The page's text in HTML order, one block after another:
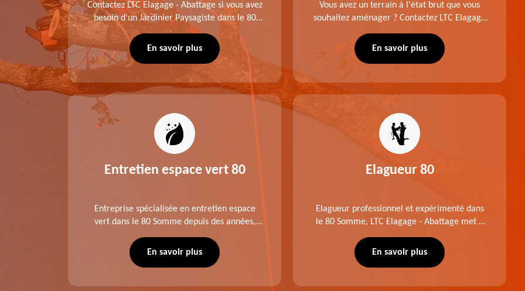
fait
jardinier
.
des
80
,
dans
Contactez LTC Elagage - Abattage si vous avez
besoin d'un Jardinier Paysagiste dans le 80
Somme. Chaque intervention est exécutée
selon les normes en vigueur. Découvrez un
extérieur exceptionnel grâce à notre équipe.
En savoir plus
Entretien espace vert 80
Entreprise spécialisée en entretien espace
vert dans le 80 Somme depuis des années,
d'élagage, d'abattage d'arbres, de
dessouchage et autre. Devis offert.
En savoir plus
Vous avez un terrain à l'état brut que vous
souhaitez aménager ? Contactez LTC Elagage
80 Somme. Travail suivant les règles de l'art.
En savoir plus
Elagueur 80
Elagueur professionnel et expérimenté dans
le 80 Somme, LTC Elagage - Abattage met à
notre intervention, votre espace vert sera
En savoir plus